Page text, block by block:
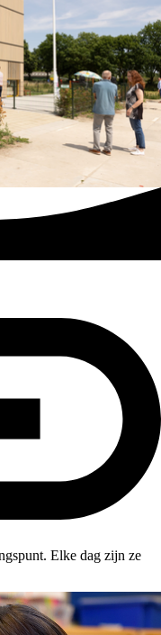
Elke dag zijn ze